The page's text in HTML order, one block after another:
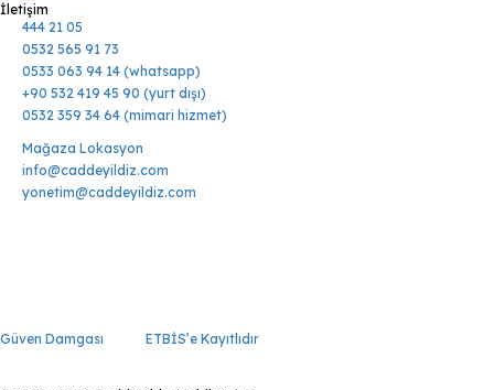
İletişim
444 21 05
0532 565 91 73
0533 063 94 14 (whatsapp)
+90 532 419 45 90 (yurt dışı)
0532 359 34 64 (mimari hizmet)
Mağaza Lokasyon
info@caddeyildiz.com
yonetim@caddeyildiz.com
Güven Damgası ETBİS’e Kayıtlıdır